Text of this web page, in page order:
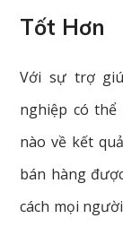
Tốt Hơn
Với sự trợ
nghiệp có
nào về kết
bán hàng
cách mọi